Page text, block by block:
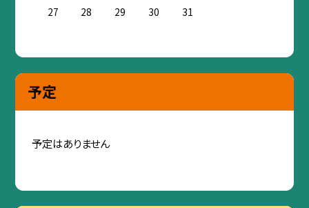
27
28 29 30 31
予定
予定はありません